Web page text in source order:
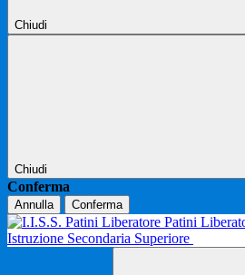
Chiudi
Chiudi
Conferma
Annulla Conferma
Patini
Istruzione Secondaria Superiore